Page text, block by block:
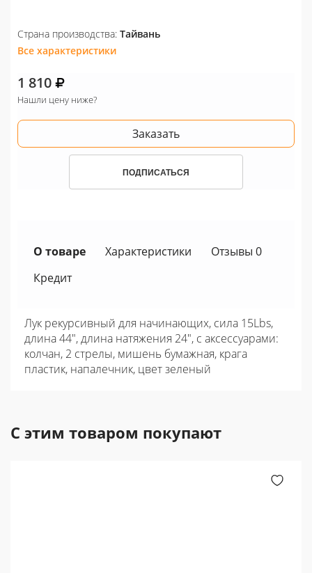
Страна производства: Тайвань
Все характеристики
1 810
Нашли цену ниже?
Заказать
ПОДПИСАТЬСЯ
О товаре Характеристики
Отзывы 0
Кредит
Лук рекурсивный для начинающих, сила 15Lbs,
длина 44", длина натяжения 24", с аксессуарами:
колчан, 2 стрелы, мишень бумажная, крага
пластик, напалечник, цвет зеленый
С этим товаром покупают